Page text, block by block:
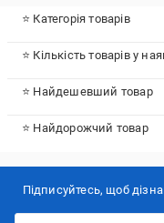
⭐ Категорія товарів
⭐ Кількість товарів у
⭐ Найдешевший товар
⭐ Найдорожчий товар
Підписуйтесь, щоб